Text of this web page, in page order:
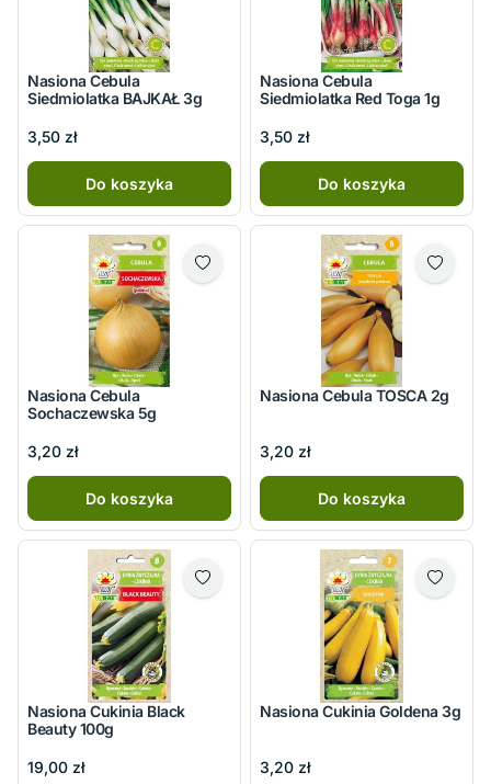
Nasiona Cebula
Siedmiolatka BAJKAŁ 3g
3,50 zł
Do koszyka
Nasiona Cebula
Siedmiolatka Red Toga 1g
3,50 zł
Do koszyka
Nasiona Cebula
Sochaczewska 5g
3,20 zł
Do koszyka
Nasiona Cebula TOSCA 2g
3,20 zł
Do koszyka
Nasiona Cukinia Black
Beauty 100g
19,00 zł
Nasiona Cukinia Goldena 3g
3,20 zł